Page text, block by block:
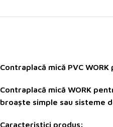
Contraplacă mică PVC
Contraplacă mică WORK
broaște simple sau sisteme
Caracteristici produs: